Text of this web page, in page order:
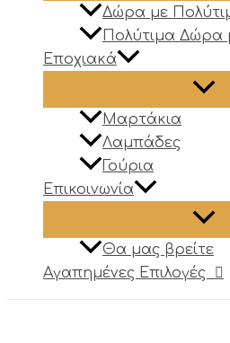
Δώρα με
Πολύτιμα Δώρα
Εποχιακά
Μαρτάκια
Λαμπάδες
Γούρια
Επικοινωνία
Θα μας βρείτε
Αγαπημένες Επιλογές